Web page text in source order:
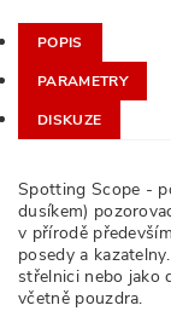
POPIS
PARAMETRY
DISKUZE
Spotting Scope -
dusíkem)
v přírodě
posedy a
střelnici nebo jako
včetně pouzdra.